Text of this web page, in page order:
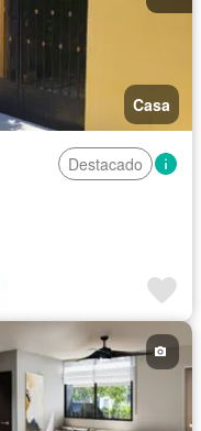
Casa
Destacado